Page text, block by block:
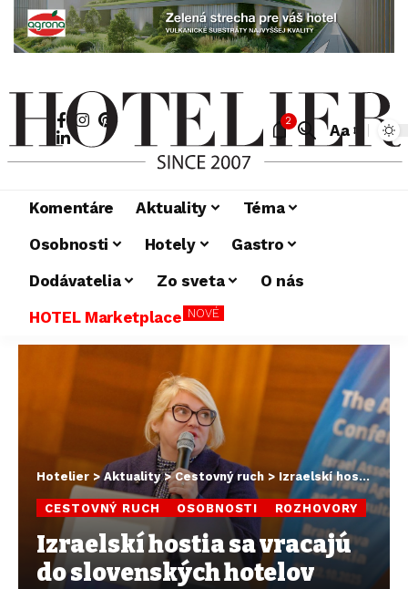
2
Aa
Komentáre Aktuality
Téma
Osobnosti
Hotely
Gastro
Dodávatelia
Zo sveta
O nás
HOTEL Marketplace NOVÉ
Hotelier >Aktuality>Cestovný ruch > Izraelskí hostia sa vracajú do slovenských hotelov
CESTOVNÝ RUCH OSOBNOSTI ROZHOVORY
Izraelskí hostia sa vracajú
do slovenských hotelov